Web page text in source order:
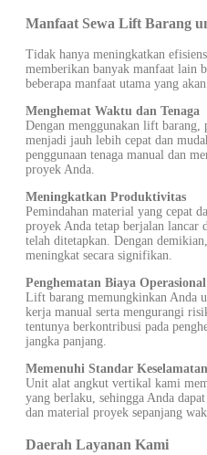
Manfaat Sewa Lift Barang
Tidak hanya meningkatkan
memberikan banyak manfaat lain
beberapa manfaat utama yang
Menghemat Waktu dan Tenaga
Dengan menggunakan lift barang,
menjadi jauh lebih cepat dan
penggunaan tenaga manual dan
proyek Anda.
Meningkatkan Produktivitas
Pemindahan material yang cepat
proyek Anda tetap berjalan lancar
telah ditetapkan. Dengan
meningkat secara signifikan.
Penghematan Biaya Operasional
Lift barang memungkinkan Anda
kerja manual serta mengurangi
tentunya berkontribusi pada
jangka panjang.
Memenuhi Standar Keselamatan
Unit alat angkut vertikal kami
yang berlaku, sehingga Anda
dan material proyek sepanjang
Daerah Layanan Kami